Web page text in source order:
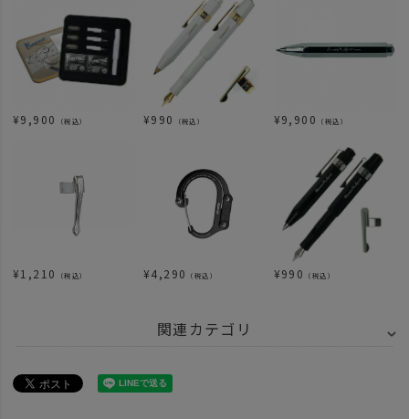
¥9,900 （税込） ¥990 （税込） ¥9,900 （税込）
¥1,210 （税込） ¥4,290 （税込） ¥990 （税込）
関連カテゴリ
ITEM ステーショナリー ペン